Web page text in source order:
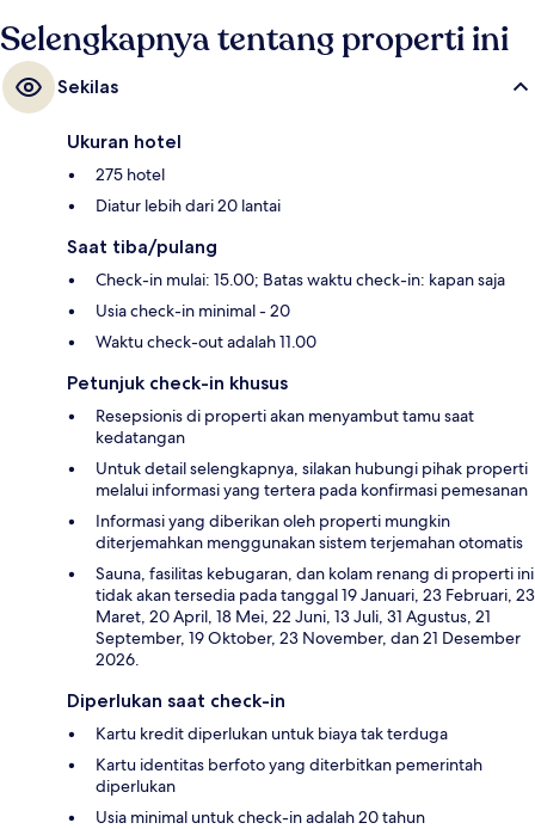
Selengkapnya tentang properti ini
Sekilas
Ukuran hotel
275 hotel
Diatur lebih dari 20 lantai
Saat tiba/pulang
Check-in mulai: 15.00; Batas waktu check-in: kapan saja
Usia check-in minimal - 20
Waktu check-out adalah 11.00
Petunjuk check-in khusus
Resepsionis di properti akan menyambut tamu saat
kedatangan
Untuk detail selengkapnya, silakan hubungi pihak properti
melalui informasi yang tertera pada konfirmasi pemesanan
Informasi yang diberikan oleh properti mungkin
diterjemahkan menggunakan sistem terjemahan otomatis
Sauna, fasilitas kebugaran, dan kolam renang di properti ini
tidak akan tersedia pada tanggal 19 Januari, 23 Februari, 23
Maret, 20 April, 18 Mei, 22 Juni, 13 Juli, 31 Agustus, 21
September, 19 Oktober, 23 November, dan 21 Desember
2026.
Diperlukan saat check-in
Kartu kredit diperlukan untuk biaya tak terduga
Kartu identitas berfoto yang diterbitkan pemerintah
diperlukan
Usia minimal untuk check-in adalah 20 tahun